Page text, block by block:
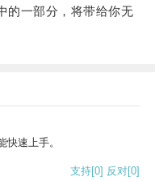
一部分，将带给你无
速上手。
支持[0] 反对[0]